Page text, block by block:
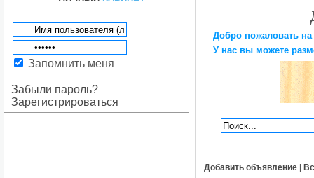
Запомнить меня
Забыли пароль?
Зарегистрироваться
Добро пожаловать
У нас вы можете
Добавить объявление |